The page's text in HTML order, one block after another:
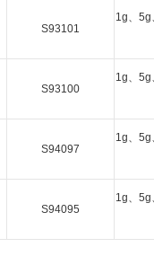
S93101
1g、
S93100
1g、
S94097
1g、
S94095
1g、